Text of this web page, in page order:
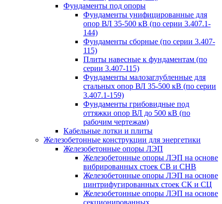
Фундаменты под опоры
Фундаменты унифицированные для
опор ВЛ 35-500 кВ (по серии 3.407.1-
144)
Фундаменты сборные (по серии 3.407-
115)
Плиты навесные к фундаментам (по
серии 3.407-115)
Фундаменты малозаглубленные для
стальных опор ВЛ 35-500 кВ (по серии
3.407.1-159)
Фундаменты грибовидные под
оттяжки опор ВЛ до 500 кВ (по
рабочим чертежам)
Кабельные лотки и плиты
Железобетонные конструкции для энергетики
Железобетонные опоры ЛЭП
Железобетонные опоры ЛЭП на основе
вибрированных стоек СВ и СНВ
Железобетонные опоры ЛЭП на основе
цинтрифугированных стоек СК и СЦ
Железобетонные опоры ЛЭП на основе
секционированных